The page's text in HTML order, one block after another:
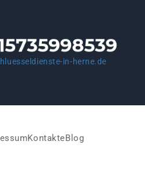
in-herne.de
KontakteBlog